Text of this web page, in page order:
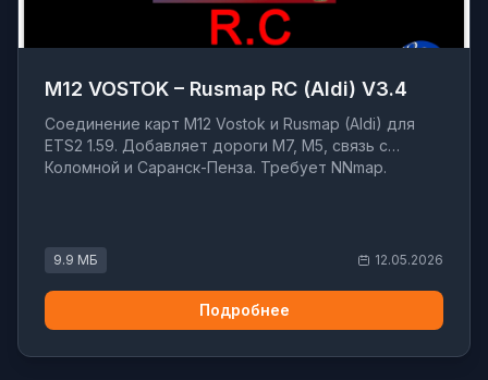
M12 VOSTOK – Rusmap RC (Aldi) V3.4
Соединение карт M12 Vostok и Rusmap (Aldi) для
ETS2 1.59. Добавляет дороги M7, M5, связь с
Коломной и Саранск-Пенза. Требует NNmap.
9.9 МБ 12.05.2026
Подробнее